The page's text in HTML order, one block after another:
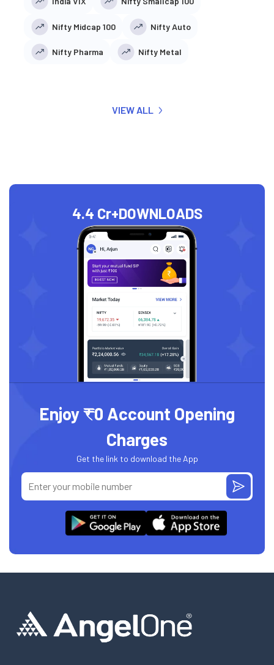
Nifty Midcap 100 Nifty Auto
Nifty Pharma Nifty Metal
VIEW ALL
4.4 Cr+DOWNLOADS
Enjoy ₹0 Account Opening
Charges
Get the link to download the App